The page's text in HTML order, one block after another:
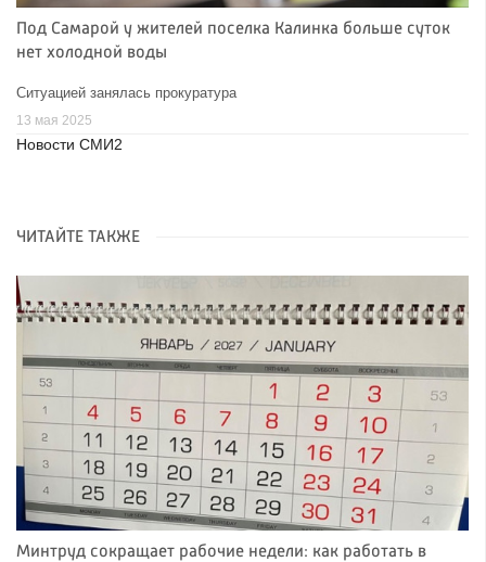
Под Самарой у жителей поселка Калинка больше суток
нет холодной воды
Ситуацией занялась прокуратура
13 мая 2025
Новости СМИ2
ЧИТАЙТЕ ТАКЖЕ
Минтруд сокращает рабочие недели: как работать в